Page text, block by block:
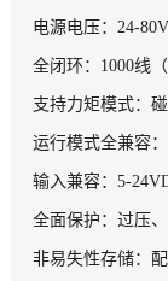
电源电压：24-
全闭环：1000线
支持力矩模式：
运行模式全兼容
输入兼容：5-
全面保护：过压
非易失性存储：